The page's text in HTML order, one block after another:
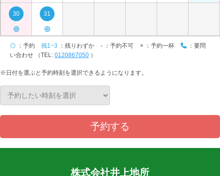
30
◎
31
◎
◎ ：予約 残1~3 ：残りわずか - ：予約不可 × ：予約一杯
：要問
い合わせ （TEL: 0120867050 ）
※日付を選ぶと予約時刻を選択できるようになります。
予約する
株式会社井上地所